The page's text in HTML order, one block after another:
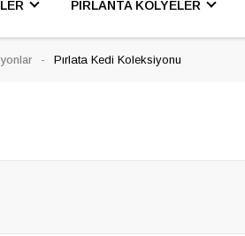
PIRLANTA KOLYELER
Pırlata Kedi Koleksiyonu